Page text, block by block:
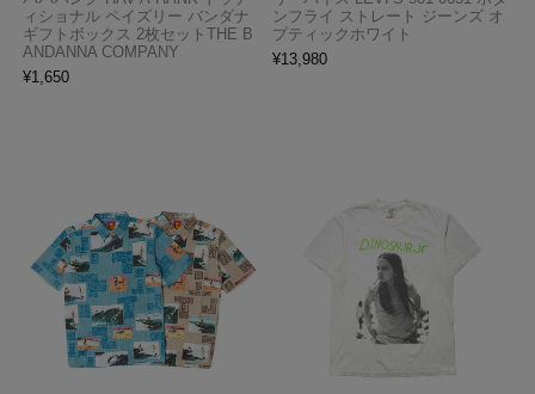
ィショナル ペイズリー バンダナ
ギフトボックス 2枚セットTHE B
ANDANNA COMPANY
¥1,650
ンフライ ストレート ジーンズ オ
プティックホワイト
¥13,980